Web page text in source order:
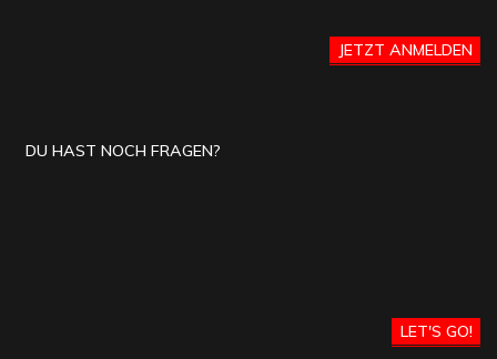
JETZT ANMELDEN
DU HAST NOCH FRAGEN?
LET'S GO!